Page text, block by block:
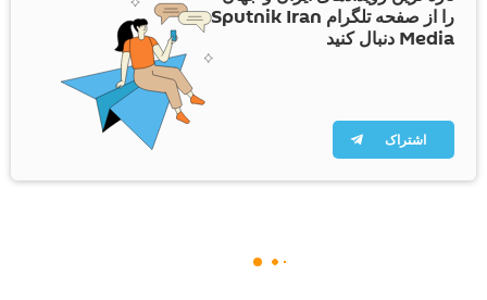
را از صفحه تلگرام Sputnik Iran
Media دنبال کنید
اشتراک